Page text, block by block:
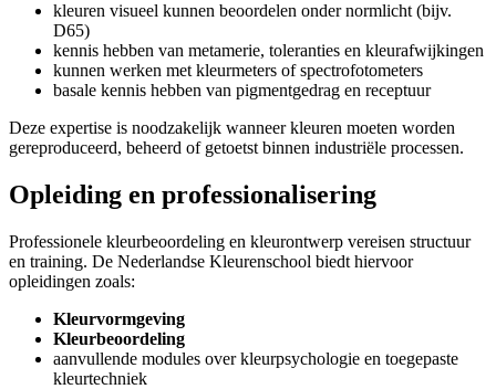
kleuren visueel kunnen beoordelen onder normlicht (bijv.
D65)
kennis hebben van metamerie, toleranties en kleurafwijkingen
kunnen werken met kleurmeters of spectrofotometers
basale kennis hebben van pigmentgedrag en receptuur
Deze expertise is noodzakelijk wanneer kleuren moeten worden
gereproduceerd, beheerd of getoetst binnen industriële processen.
Opleiding en professionalisering
Professionele kleurbeoordeling en kleurontwerp vereisen structuur
en training. De Nederlandse Kleurenschool biedt hiervoor
opleidingen zoals:
Kleurvormgeving
Kleurbeoordeling
aanvullende modules over kleurpsychologie en toegepaste
kleurtechniek